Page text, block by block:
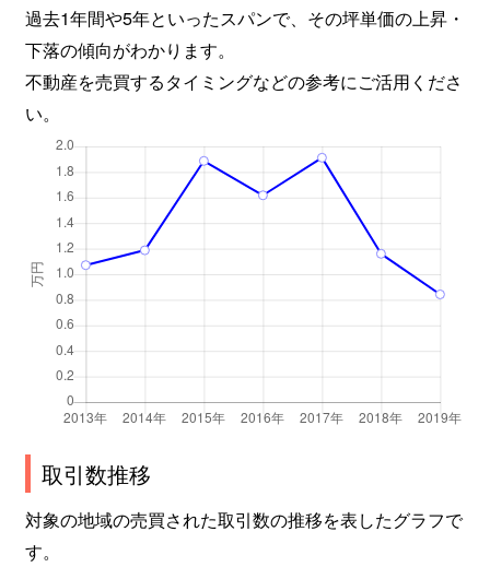
過去1年間や5年といったスパンで、その坪単価の上昇・
下落の傾向がわかります。
不動産を売買するタイミングなどの参考にご活用くださ
い。
取引数推移
対象の地域の売買された取引数の推移を表したグラフで
す。